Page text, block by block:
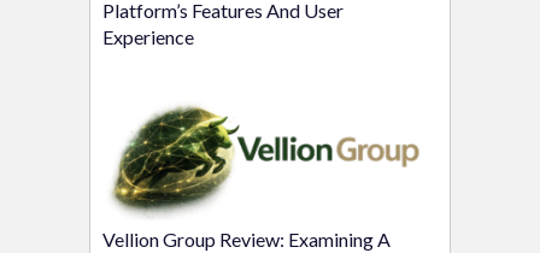
Platform’s Features And User
Experience
Vellion Group Review: Examining A